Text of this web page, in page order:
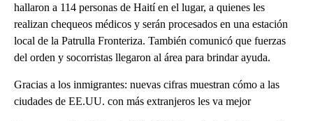
hallaron a 114 personas de Haití en el lugar, a quienes les
realizan chequeos médicos y serán procesados en una estación
local de la Patrulla Fronteriza. También comunicó que fuerzas
del orden y socorristas llegaron al área para brindar ayuda.
Gracias a los inmigrantes: nuevas cifras muestran cómo a las
ciudades de EE.UU. con más extranjeros les va mejor